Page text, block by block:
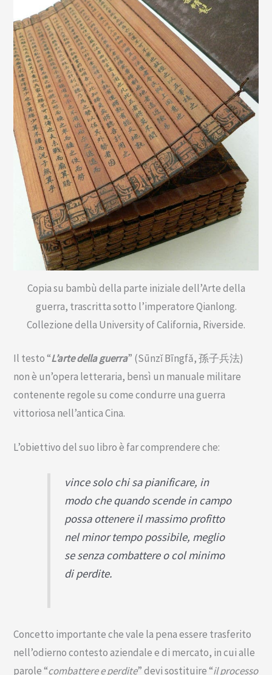
Copia su bambù della parte iniziale dell’Arte della
guerra, trascritta sotto l’imperatore Qianlong.
Collezione della University of California, Riverside.
Il testo “L’arte della guerra” (Sūnzǐ Bīngfǎ, 孫子兵法)
non è un’opera letteraria, bensì un manuale militare
contenente regole su come condurre una guerra
vittoriosa nell’antica Cina.
L’obiettivo del suo libro è far comprendere che:
vince solo chi sa pianificare, in
modo che quando scende in campo
possa ottenere il massimo profitto
nel minor tempo possibile, meglio
se senza combattere o col minimo
di perdite.
Concetto importante che vale la pena essere trasferito
nell’odierno contesto aziendale e di mercato, in cui alle
parole “combattere e perdite” devi sostituire “il processo